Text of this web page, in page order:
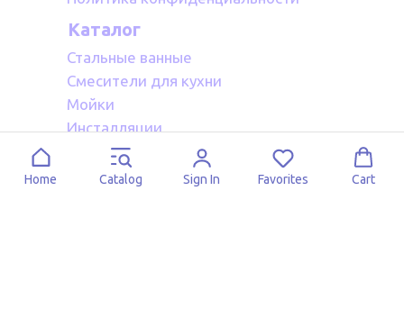
Home Catalog Sign In Favorites Cart
Каталог
Стальные ванные
Смесители для кухни
Мойки
Инсталляции
Акриловые ванные
Полотенцесушители водяные